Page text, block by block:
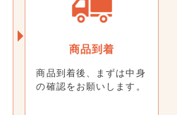
商品到着
商品到着後、まずは中身
の確認をお願いします。